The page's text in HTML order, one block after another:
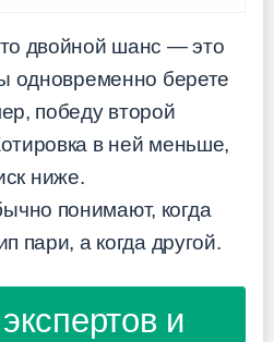
двойной шанс — это
одновременно берете
победу второй
в ней меньше,
ниже.
понимают, когда
пари, а когда другой.
и